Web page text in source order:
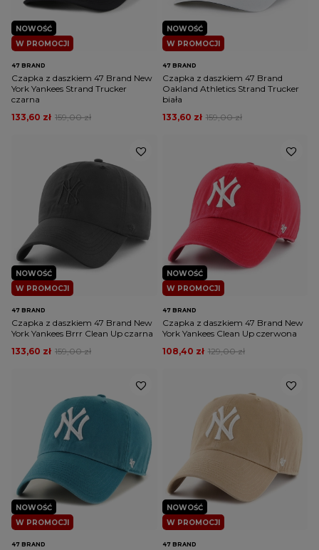
W PROMOCJI
NOWOŚĆ
47 BRAND
Czapka z daszkiem 47 Brand New
York Yankees Strand Trucker
czarna
159,00 zł
133,60 zł
W PROMOCJI
NOWOŚĆ
47 BRAND
Czapka z daszkiem 47 Brand
Oakland Athletics Strand Trucker
biała
159,00 zł
133,60 zł
W PROMOCJI
NOWOŚĆ
47 BRAND
Czapka z daszkiem 47 Brand New
York Yankees Brrr Clean Up czarna
159,00 zł
133,60 zł
W PROMOCJI
NOWOŚĆ
47 BRAND
Czapka z daszkiem 47 Brand New
York Yankees Clean Up czerwona
129,00 zł
108,40 zł
W PROMOCJI
NOWOŚĆ
47 BRAND
W PROMOCJI
NOWOŚĆ
47 BRAND